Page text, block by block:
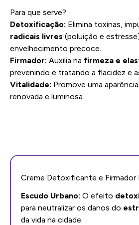
Para que serve?
Detoxificação: Elimina toxinas,
radicais livres (poluição e
envelhecimento precoce.
Firmador: Auxilia na firmeza e
prevenindo e tratando a flacidez e
Vitalidade: Promove uma
renovada e luminosa.
Creme Detoxificante e Firmador
Escudo Urbano: O efeito
para neutralizar os danos do
da vida na cidade.